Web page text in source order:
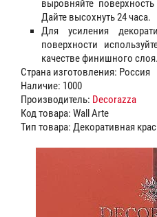
выровняйте
Дайте высохнуть 24 часа.
Для усиления
поверхности
качестве финишного
Страна изготовления: Россия
Наличие: 1000
Производитель: Decorazza
Код товара: Wall Arte
Тип товара: Декоративная